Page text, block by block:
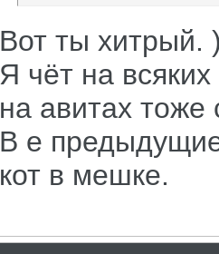
Вот ты хитрый.
Я чёт на
на авитах тоже
В е
кот в мешке.